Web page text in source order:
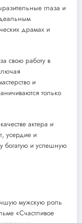
глаза и
драмах и
свою работу в
и
только
актера и
усердие и
богатую и успешную
мужскую роль
«Счастливое